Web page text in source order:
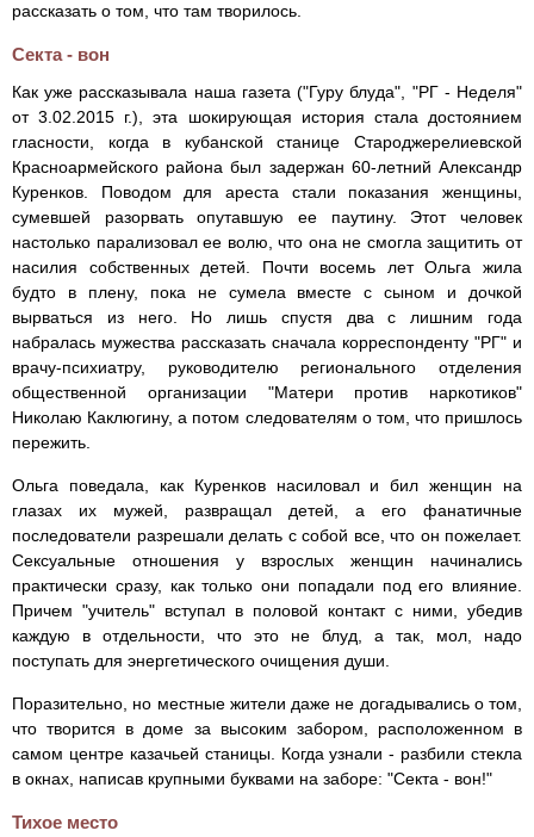
рассказать о том, что там творилось.
Секта - вон
Как уже рассказывала наша газета ("Гуру блуда", "РГ - Неделя"
от 3.02.2015 г.), эта шокирующая история стала достоянием
гласности, когда в кубанской станице Староджерелиевской
Красноармейского района был задержан 60-летний Александр
Куренков. Поводом для ареста стали показания женщины,
сумевшей разорвать опутавшую ее паутину. Этот человек
настолько парализовал ее волю, что она не смогла защитить от
насилия собственных детей. Почти восемь лет Ольга жила
будто в плену, пока не сумела вместе с сыном и дочкой
вырваться из него. Но лишь спустя два с лишним года
набралась мужества рассказать сначала корреспонденту "РГ" и
врачу-психиатру, руководителю регионального отделения
общественной организации "Матери против наркотиков"
Николаю Каклюгину, а потом следователям о том, что пришлось
пережить.
Ольга поведала, как Куренков насиловал и бил женщин на
глазах их мужей, развращал детей, а его фанатичные
последователи разрешали делать с собой все, что он пожелает.
Сексуальные отношения у взрослых женщин начинались
практически сразу, как только они попадали под его влияние.
Причем "учитель" вступал в половой контакт с ними, убедив
каждую в отдельности, что это не блуд, а так, мол, надо
поступать для энергетического очищения души.
Поразительно, но местные жители даже не догадывались о том,
что творится в доме за высоким забором, расположенном в
самом центре казачьей станицы. Когда узнали - разбили стекла
в окнах, написав крупными буквами на заборе: "Секта - вон!"
Тихое место